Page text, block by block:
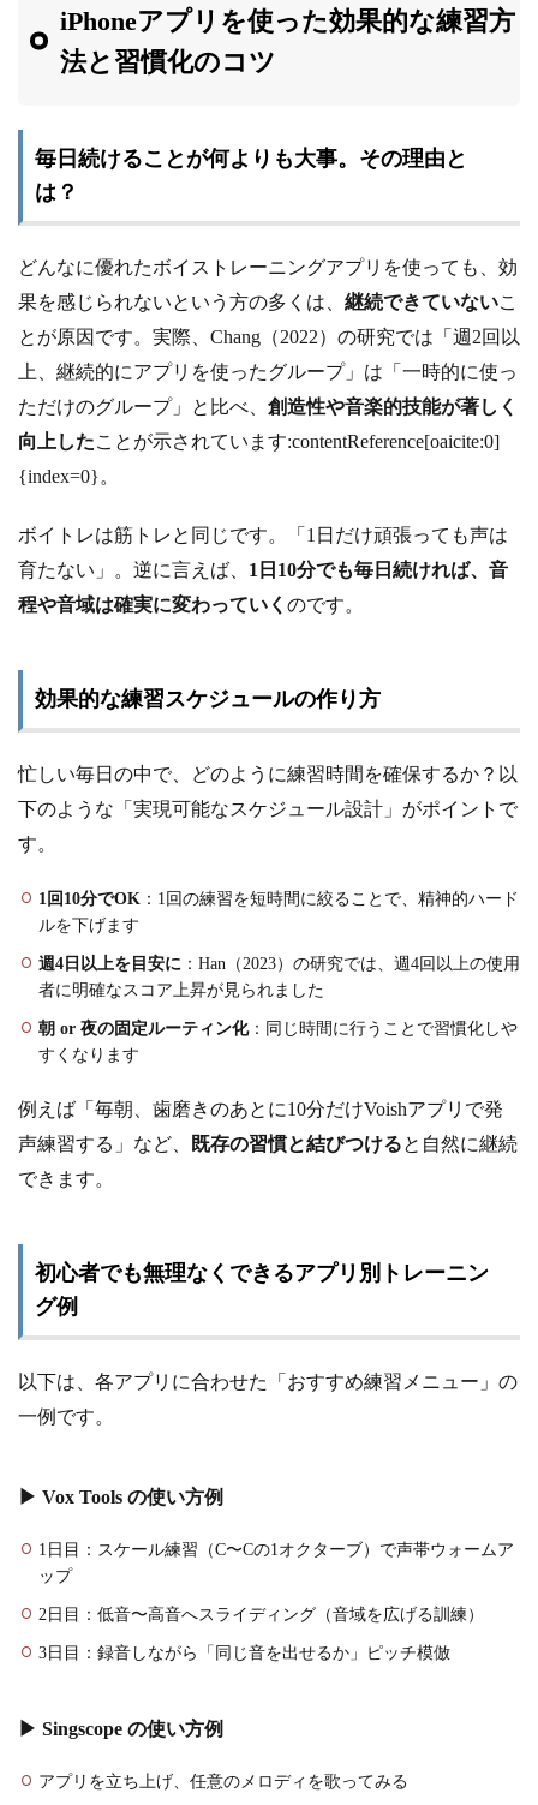
iPhoneアプリを使った効果的な練習方
法と習慣化のコツ
毎日続けることが何よりも大事。その理由と
は？
どんなに優れたボイストレーニングアプリを使っても、効
果を感じられないという方の多くは、 継続できていないこ
とが原因です。実際、Chang（2022）の研究では「週2回以
上、継続的にアプリを使ったグループ」は「一時的に使っ
ただけのグループ」と比べ、 創造性や音楽的技能が著しく
向上したことが示されています:contentReference[oaicite:0]
{index=0}。
ボイトレは筋トレと同じです。「1日だけ頑張っても声は
育たない」。逆に言えば、 1日10分でも毎日続ければ、音
程や音域は確実に変わっていく のです。
効果的な練習スケジュールの作り方
忙しい毎日の中で、どのように練習時間を確保するか？以
下のような「実現可能なスケジュール設計」がポイントで
す。
1回10分でOK ：1回の練習を短時間に絞ることで、精神的ハード
ルを下げます
週4日以上を目安に ：Han（2023）の研究では、週4回以上の使用
者に明確なスコア上昇が見られました
朝 or 夜の固定ルーティン化：同じ時間に行うことで習慣化しや
すくなります
例えば「毎朝、歯磨きのあとに10分だけVoishアプリで発
声練習する」など、
既存の習慣と結びつけると自然に継続
できます。
初心者でも無理なくできるアプリ別トレーニン
グ例
以下は、各アプリに合わせた「おすすめ練習メニュー」の
一例です。
▶ Vox Tools の使い方例
1日目：スケール練習（C〜Cの1オクターブ）で声帯ウォームア
ップ
2日目：低音〜高音へスライディング（音域を広げる訓練）
3日目：録音しながら「同じ音を出せるか」ピッチ模倣
▶ Singscope の使い方例
アプリを立ち上げ、任意のメロディを歌ってみる